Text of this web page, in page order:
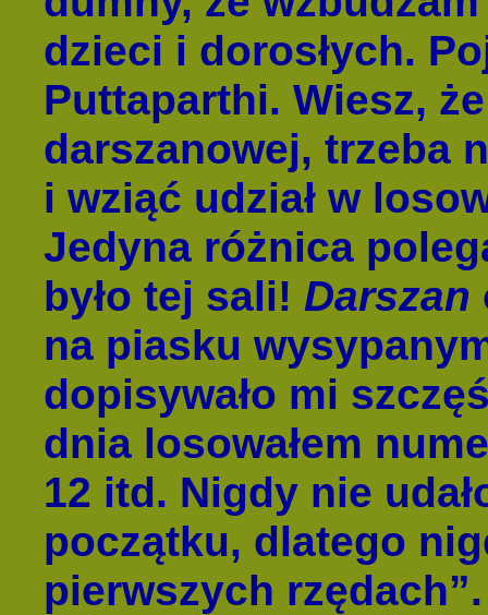
dzieci i dorosłych.
Puttaparthi. Wiesz,
darszanowej, trzeba
i wziąć udział w
Jedyna różnica
było tej sali! Darszan
na piasku
dopisywało mi
dnia losowałem
12 itd. Nigdy nie
początku, dlatego
pierwszych rzędach”.